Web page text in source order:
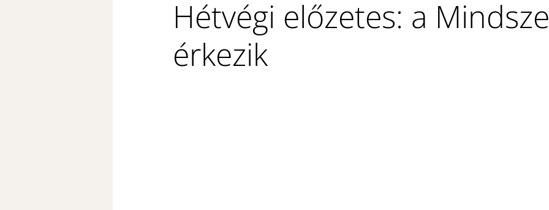
Hétvégi előzetes: a
érkezik